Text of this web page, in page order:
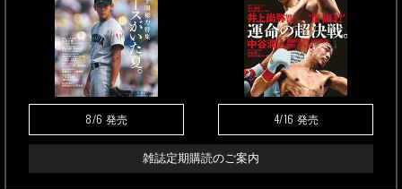
8/6 発売 4/16 発売
雑誌定期購読のご案内